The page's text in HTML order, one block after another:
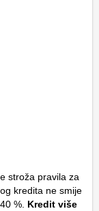
stroža pravila za
kredita ne smije
%. Kredit više